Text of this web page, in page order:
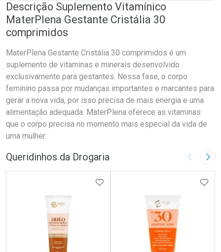
Descrição Suplemento Vitamínico
MaterPlena Gestante Cristália 30
comprimidos
MaterPlena Gestante Cristália 30 comprimidos é um
suplemento de vitaminas e minerais desenvolvido
exclusivamente para gestantes. Nessa fase, o corpo
feminino passa por mudanças importantes e marcantes para
gerar a nova vida, por isso precisa de mais energia e uma
alimentação adequada. MaterPlena oferece as vitaminas
que o corpo precisa no momento mais especial da vida de
uma mulher.
Queridinhos da Drogaria Imagem
ADICIONAR AOS FAVORITOS